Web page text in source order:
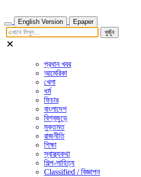
English Version
Epaper
খুজুঁন
প্রধান খবর
আমেরিকা
খেলা
ধর্ম
ফিচার
বাংলাদেশ
বিশ্বজুড়ে
মুক্তমত
রাজনীতি
শিক্ষা
স্বাস্থ্যকথা
শিল্প-সাহিত্য
Classified / বিজ্ঞাপন